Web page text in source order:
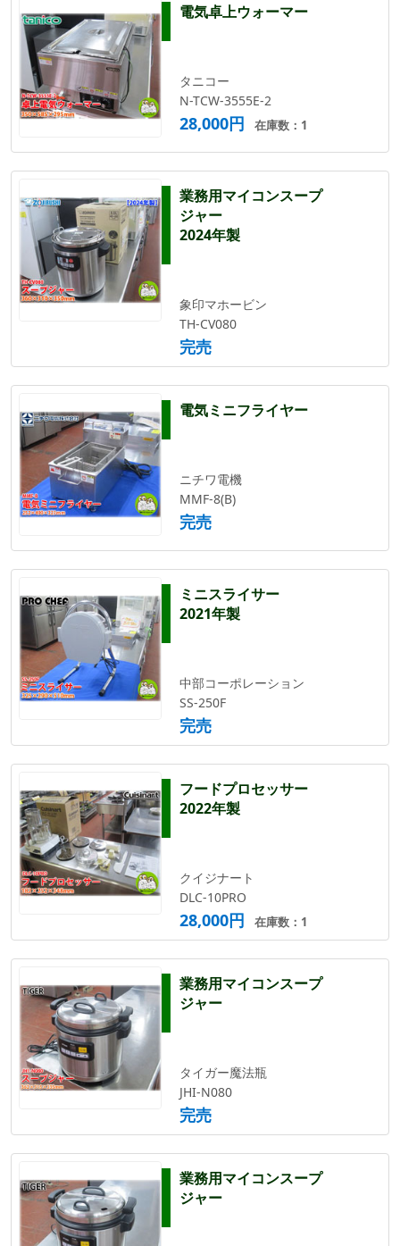
電気卓上ウォーマー
タニコー
N-TCW-3555E-2
28,000円 在庫数：1
業務用マイコンスープ
ジャー
2024年製
象印マホービン
TH-CV080
完売
電気ミニフライヤー
ニチワ電機
MMF-8(B)
完売
ミニスライサー
2021年製
中部コーポレーション
SS-250F
完売
フードプロセッサー
2022年製
クイジナート
DLC-10PRO
28,000円 在庫数：1
業務用マイコンスープ
ジャー
タイガー魔法瓶
JHI-N080
完売
業務用マイコンスープ
ジャー